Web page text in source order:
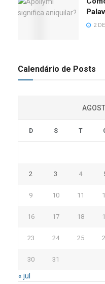
2
Calendário de Posts
D S T
2 3 4
9 10 11
16 17 18
23 24 25
30 31
« jul